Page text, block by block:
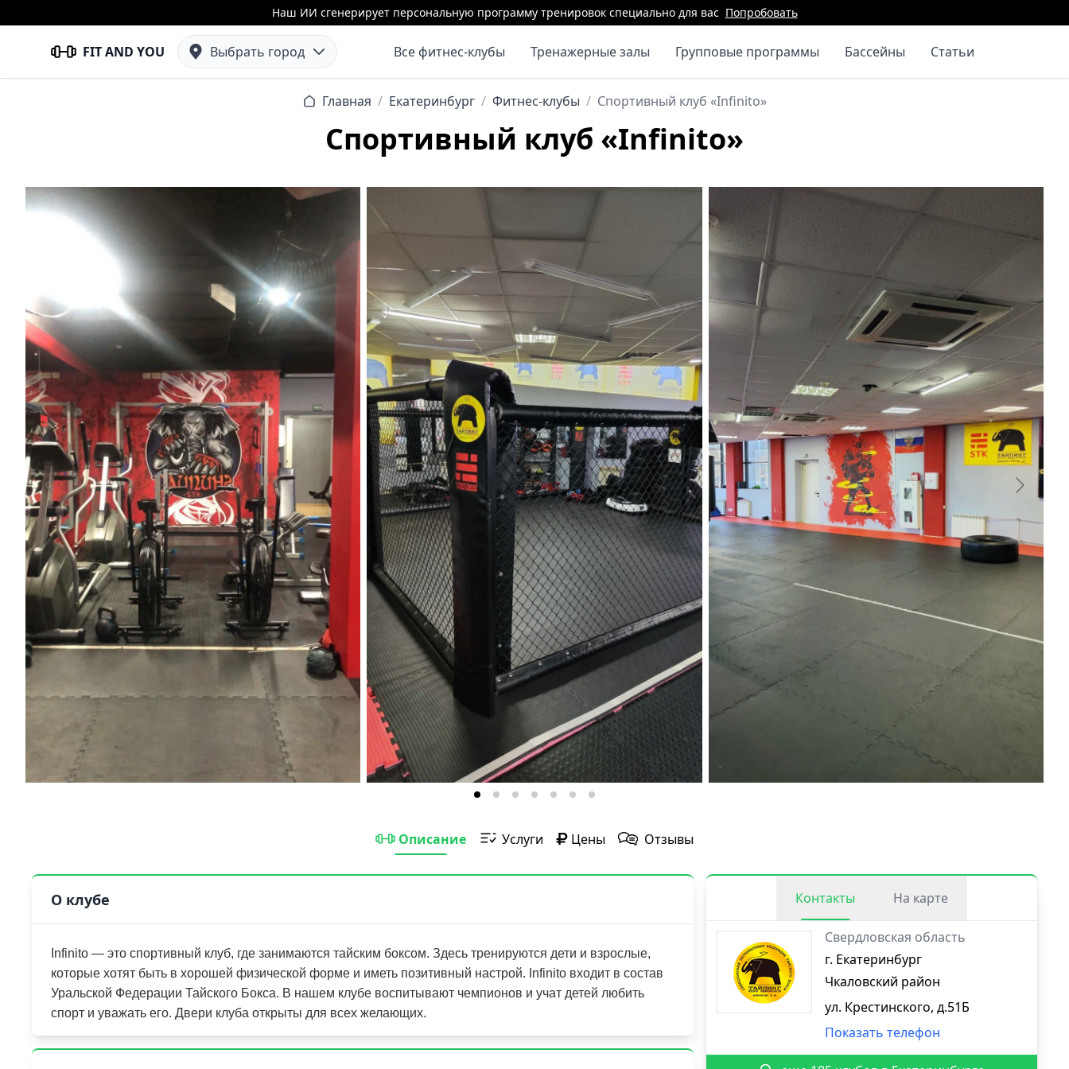
Наш ИИ сгенерирует персональную программу тренировок специально для вас Попробовать
FIT AND YOU Выбрать город Все фитнес-клубы Тренажерные залы Групповые программы Бассейны Статьи
Главная / Екатеринбург / Фитнес-клубы / Спортивный клуб «Infinito»
Спортивный клуб «Infinito»
Описание Услуги Цены Отзывы
О клубе
Infinito — это спортивный клуб, где занимаются тайским боксом. Здесь тренируются дети и взрослые,
которые хотят быть в хорошей физической форме и иметь позитивный настрой. Infinito входит в состав
Уральской Федерации Тайского Бокса. В нашем клубе воспитывают чемпионов и учат детей любить
спорт и уважать его. Двери клуба открыты для всех желающих.
Контакты На карте
Свердловская область
г. Екатеринбург
Чкаловский район
ул. Крестинского, д.51Б
Показать телефон